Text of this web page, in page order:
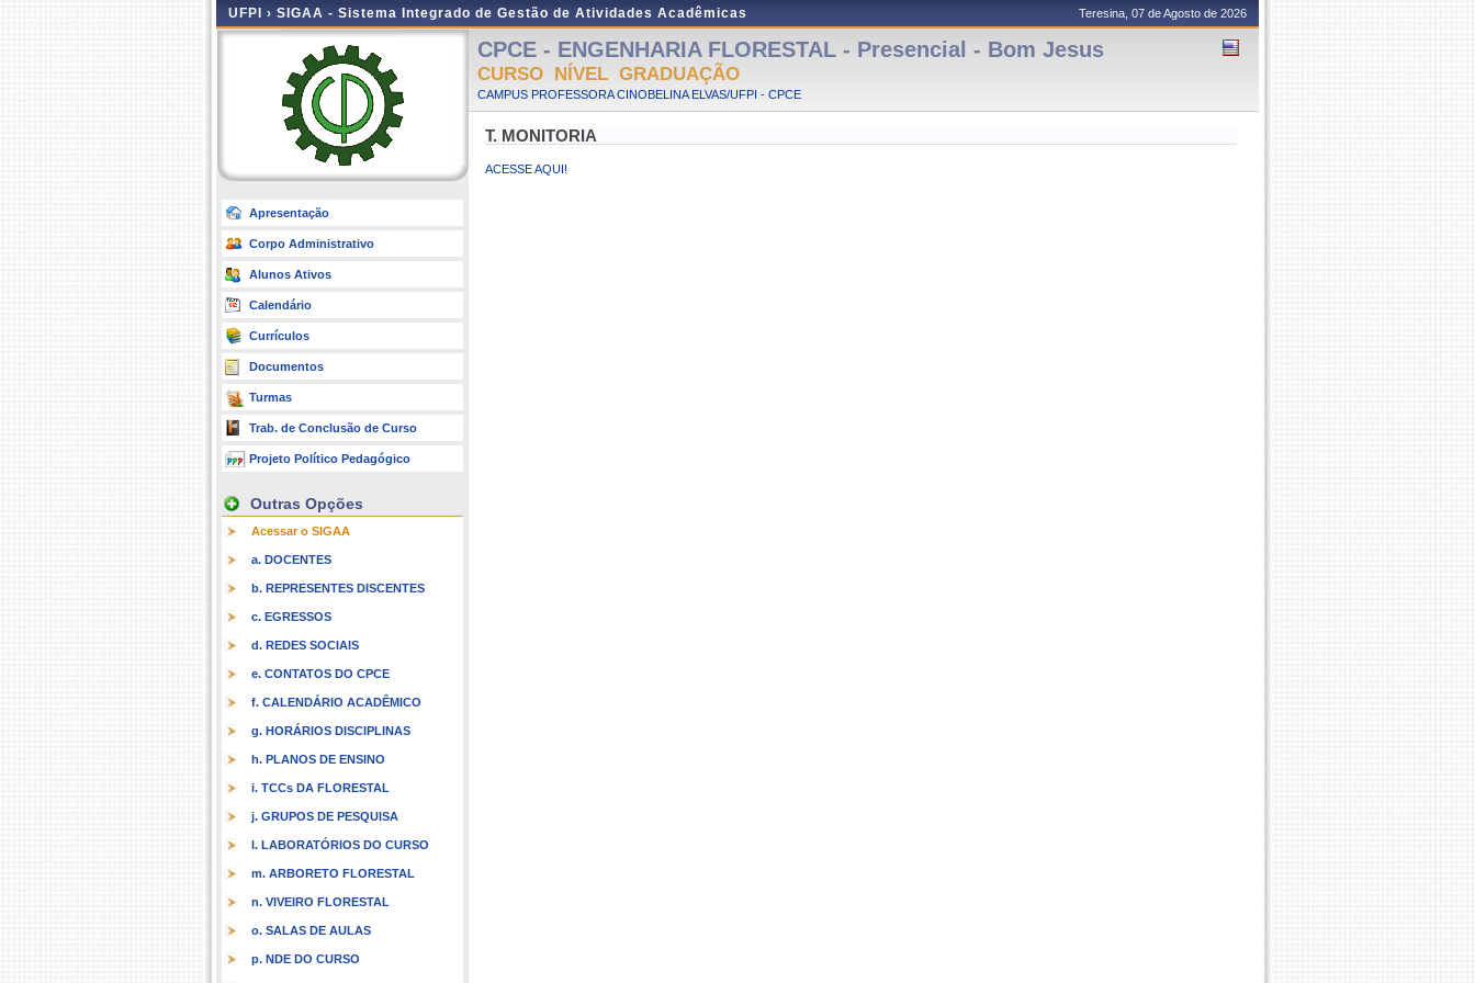
UFPI › SIGAA - Sistema Integrado de Gestão de Atividades Acadêmicas Teresina, 07 de Agosto de 2026
Apresentação
Corpo Administrativo
Alunos Ativos
Calendário
Currículos
Documentos
Turmas
Trab. de Conclusão de Curso
Projeto Político Pedagógico
Outras Opções
Acessar o SIGAA
a. DOCENTES
b. REPRESENTES DISCENTES
c. EGRESSOS
d. REDES SOCIAIS
e. CONTATOS DO CPCE
f. CALENDÁRIO ACADÊMICO
g. HORÁRIOS DISCIPLINAS
h. PLANOS DE ENSINO
i. TCCs DA FLORESTAL
j. GRUPOS DE PESQUISA
l. LABORATÓRIOS DO CURSO
m. ARBORETO FLORESTAL
n. VIVEIRO FLORESTAL
o. SALAS DE AULAS
p. NDE DO CURSO
CPCE - ENGENHARIA FLORESTAL - Presencial - Bom Jesus
CURSO NÍVEL GRADUAÇÃO
CAMPUS PROFESSORA CINOBELINA ELVAS/UFPI - CPCE
T. MONITORIA
ACESSE AQUI!